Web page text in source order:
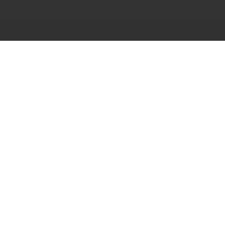
Rețete asociate